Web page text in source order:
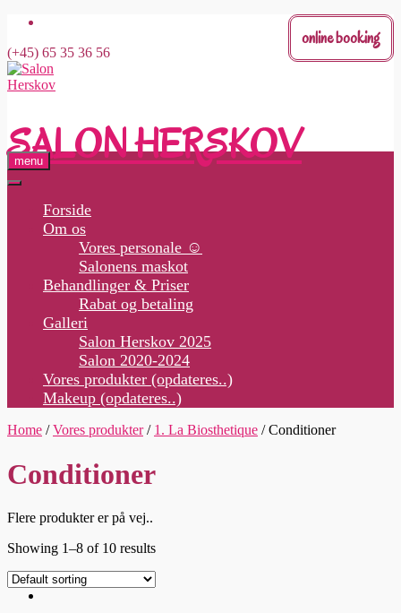
Skip
content
online booking
(+45) 65 35 36 56
SALON HERSKOV
menu
Forside
Om os
Vores personale ☺
Salonens maskot
Behandlinger & Priser
Rabat og betaling
Galleri
Salon Herskov 2025
Salon 2020-2024
Vores produkter (opdateres..)
Makeup (opdateres..)
Home /Vores produkter/ 1. La Biosthetique / Conditioner
Conditioner
Flere produkter er på vej..
Showing 1–8 of 10 results